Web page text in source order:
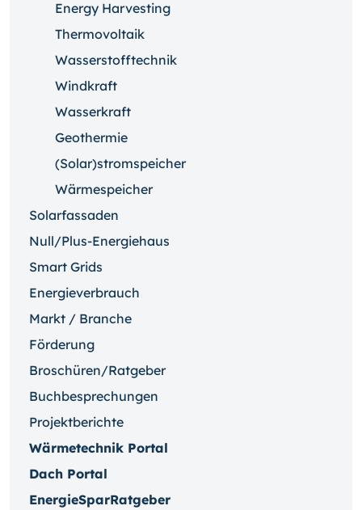
Energy Harvesting
Thermovoltaik
Wasserstofftechnik
Windkraft
Wasserkraft
Geothermie
(Solar)stromspeicher
Wärmespeicher
Solarfassaden
Null/Plus-Energiehaus
Smart Grids
Energieverbrauch
Markt / Branche
Förderung
Broschüren/Ratgeber
Buchbesprechungen
Projektberichte
Wärmetechnik Portal
Dach Portal
EnergieSparRatgeber